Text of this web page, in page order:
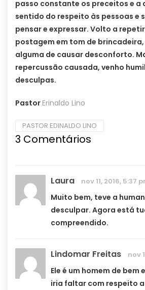
passo constante os preceitos e a
sentido do respeito às pessoas e
pensar e expressar. Volto a
postagem em tom de
alguma de causar desconforto.
repercussão causada, venho
desculpas.
PastorErinaldo Lino
PASTOR EDINALDO LINO
3 Comentários
Laura nov 11, 2016, 5:37
Muito bem, teve a
desculpar. Agora está
compreendido.
Lindomar Freitas nov
Ele é um homem de bem
iria faltar com respeito